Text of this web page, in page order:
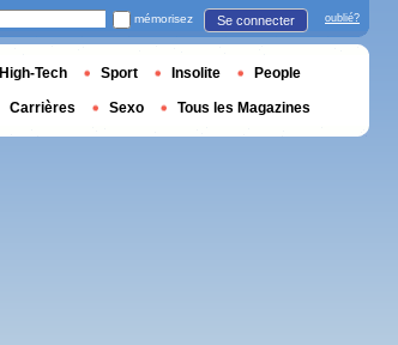
mémorisez Se connecter oublié?
High-Tech Sport Insolite People
Carrières Sexo Tous les Magazines